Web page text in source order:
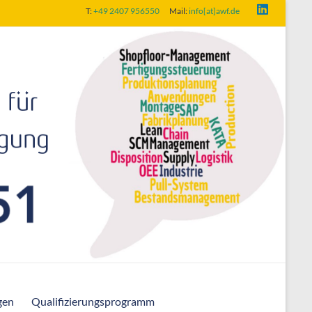
T:+49 2407 956550 Mail:info[at]awf.de
Qualifizierungsprogramm